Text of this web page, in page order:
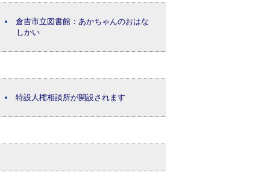
倉吉市立図書館：あかちゃんのおはな
しかい
特設人権相談所が開設されます